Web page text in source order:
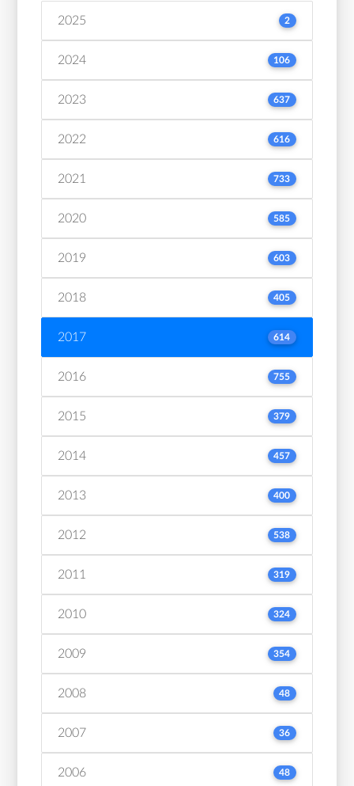
2025 2
2024 106
2023 637
2022 616
2021 733
2020 585
2019 603
2018 405
2017 614
2016 755
2015 379
2014 457
2013 400
2012 538
2011 319
2010 324
2009 354
2008 48
2007 36
2006 48